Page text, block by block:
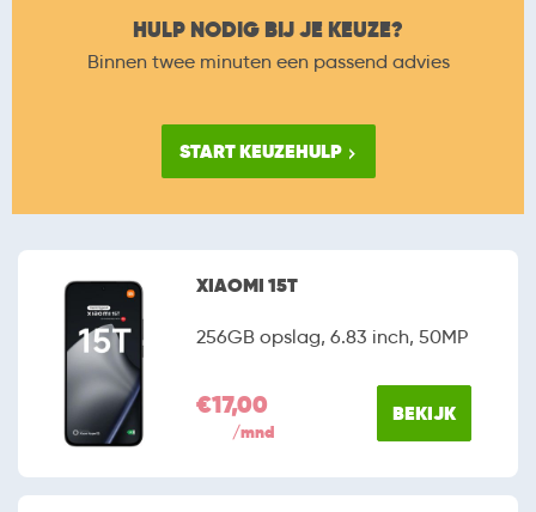
HULP NODIG BIJ JE KEUZE?
Binnen twee minuten een passend advies
START KEUZEHULP
XIAOMI 15T
256GB opslag, 6.83 inch, 50MP
€17,00
/mnd
BEKIJK